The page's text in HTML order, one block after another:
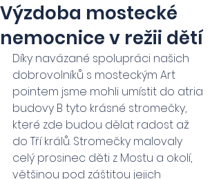
Výzdoba mostecké
nemocnice v režii dětí
Díky navázané spolupráci našich
dobrovolníků s mosteckým Art
pointem jsme mohli umístit do atria
budovy B tyto krásné stromečky,
které zde budou dělat radost až
do Tří králů. Stromečky malovaly
celý prosinec děti z Mostu a okolí,
většinou pod záštitou jejich